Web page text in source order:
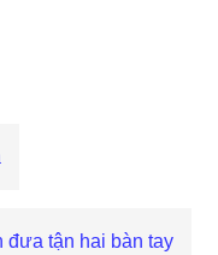
đưa tận hai bàn tay